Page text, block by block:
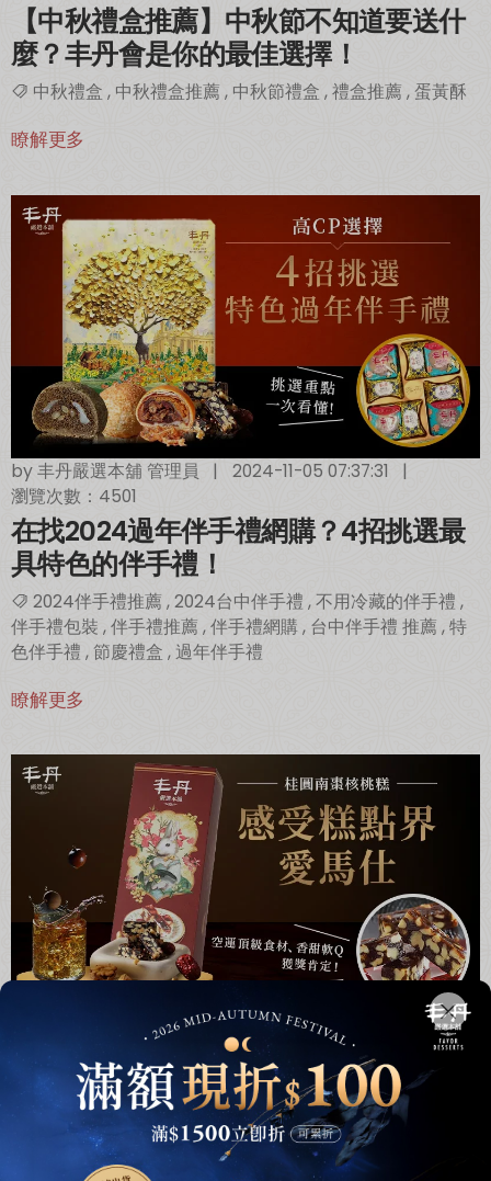
【中秋禮盒推薦】中秋節不知道要送什
麼？丰丹會是你的最佳選擇！
中秋禮盒 , 中秋禮盒推薦 , 中秋節禮盒 ,禮盒推薦 ,蛋黃酥
瞭解更多
by丰丹嚴選本舖 管理員 | 2024-11-05 07:37:31
|
瀏覽次數：4501
在找2024過年伴手禮網購？4招挑選最
具特色的伴手禮！
2024伴手禮推薦,2024台中伴手禮 ,不用冷藏的伴手禮 ,
伴手禮包裝 ,伴手禮推薦 ,伴手禮網購, 台中伴手禮 推薦 ,特
色伴手禮 ,節慶禮盒 , 過年伴手禮
瞭解更多
丰丹嚴選本舖 管理員 2024-11-05 07:31:31
瀏覽次數：7244
2024桂圓南棗核桃糕推薦：空運頂級食
材、香甜軟Q，感受糕點界「愛馬